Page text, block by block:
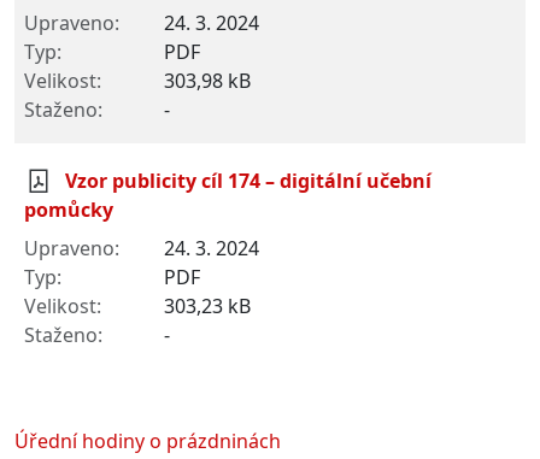
24. 3. 2024
PDF
303,98 kB
-
Vzor publicity cíl 174 – digitální učební
pomůcky
24. 3. 2024
PDF
303,23 kB
-
Úřední hodiny o prázdninách